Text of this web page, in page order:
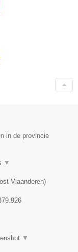
in de provincie
▼
Vlaanderen)
▼